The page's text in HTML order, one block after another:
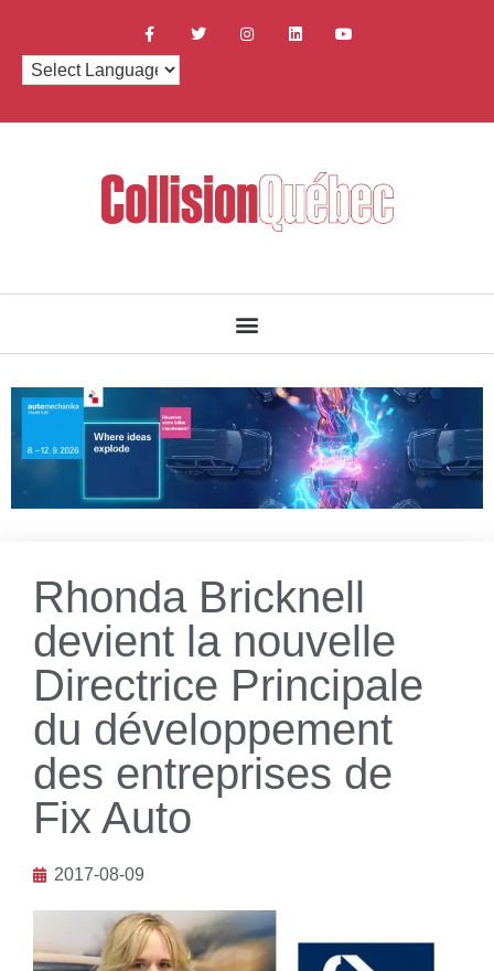
Rhonda Bricknell
devient la nouvelle
Directrice Principale
du développement
des entreprises de
Fix Auto
2017-08-09